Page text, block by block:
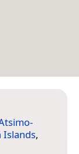
Islands,